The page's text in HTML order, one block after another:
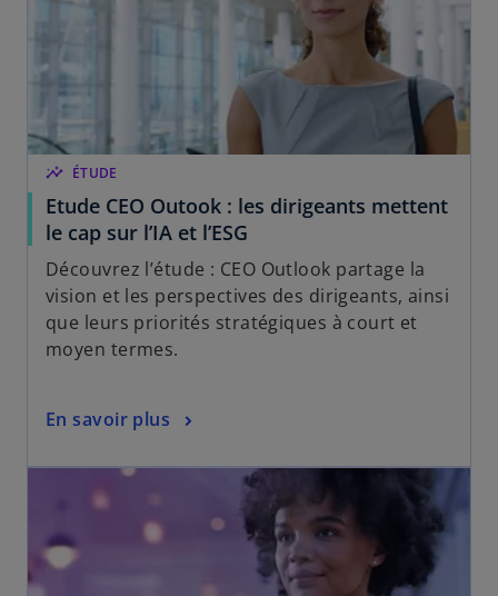
insights ÉTUDE
Etude CEO Outook : les dirigeants mettent
le cap sur l’IA et l’ESG
Découvrez l’étude : CEO Outlook partage la
vision et les perspectives des dirigeants, ainsi
que leurs priorités stratégiques à court et
moyen termes.
En savoir plus